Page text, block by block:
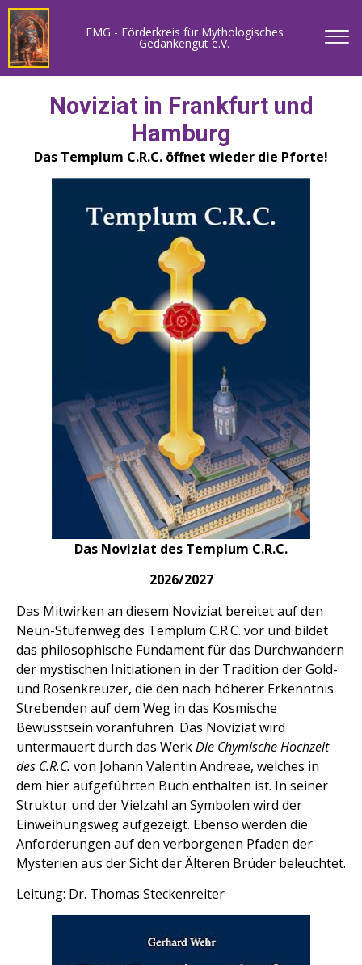
FMG - Förderkreis für Mythologisches
Gedankengut e.V.
Noviziat in Frankfurt und
Hamburg
Das Templum C.R.C. öffnet wieder die Pforte!
Das Noviziat des Templum C.R.C.
2026/2027
Das Mitwirken an diesem Noviziat bereitet auf den
Neun-Stufenweg des Templum C.R.C. vor und bildet
das philosophische Fundament für das Durchwandern
der mystischen Initiationen in der Tradition der Gold-
und Rosenkreuzer, die den nach höherer Erkenntnis
Strebenden auf dem Weg in das Kosmische
Bewusstsein voranführen. Das Noviziat wird
untermauert durch das WerkDie Chymische Hochzeit
des C.R.C. von Johann Valentin Andreae, welches in
dem hier aufgeführten Buch enthalten ist. In seiner
Struktur und der Vielzahl an Symbolen wird der
Einweihungsweg aufgezeigt. Ebenso werden die
Anforderungen auf den verborgenen Pfaden der
Mysterien aus der Sicht der Älteren Brüder beleuchtet.
Leitung: Dr. Thomas Steckenreiter